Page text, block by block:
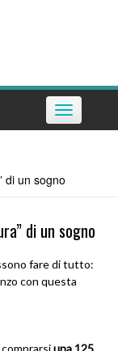
Toggle
navigation
di un sogno
di un sogno
fare di tutto:
con questa
una 125